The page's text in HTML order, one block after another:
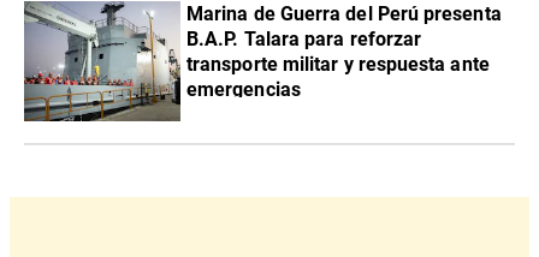
Marina de Guerra del Perú presenta
B.A.P. Talara para reforzar
transporte militar y respuesta ante
emergencias